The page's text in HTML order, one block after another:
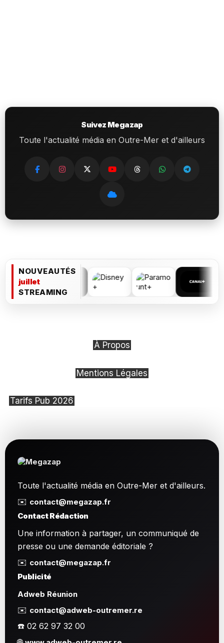
Suivez Megazap
Toute l'actualité média en Outre-Mer et d'ailleurs
NOUVEAUTÉS
juillet
STREAMING
À Propos
Mentions Légales
Tarifs Pub 2026
Toute l'actualité média en Outre-Mer et d'ailleurs.
✉️ contact@megazap.fr
Contact Rédaction
Une information à partager, un communiqué de
presse ou une demande éditoriale ?
✉️ contact@megazap.fr
Publicité
Adweb Réunion
✉️ contact@adweb-outremer.re
☎️ 02 62 97 32 00